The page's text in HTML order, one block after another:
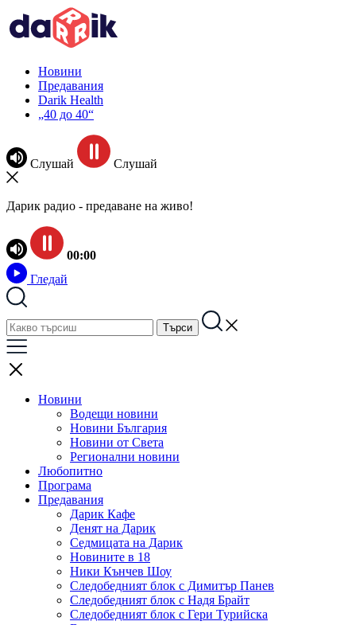
Новини
Предавания
Darik Health
„40 до 40“
Слушай Слушай
Дарик радио - предаване на живо!
00:00
Гледай
Новини
Водещи новини
Новини България
Новини от Света
Регионални новини
Любопитно
Програма
Предавания
Дарик Кафе
Денят на Дарик
Седмицата на Дарик
Новините в 18
Ники Кънчев Шоу
Следобедният блок с Димитър Панев
Следобедният блок с Надя Брайт
Следобедният блок с Гери Турийска